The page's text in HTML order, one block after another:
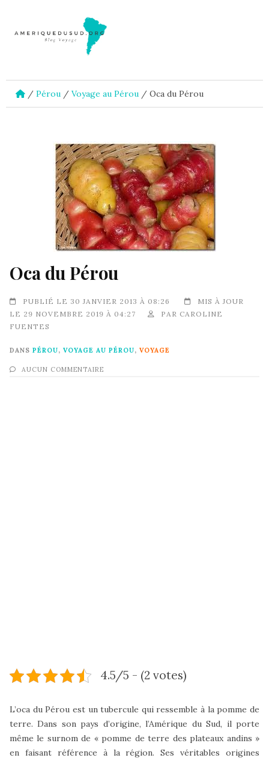
/ Pérou / Voyage au Pérou / Oca du Pérou
Oca du Pérou
PUBLIÉ LE 30 JANVIER 2013 À 08:26
MIS À JOUR
LE 29 NOVEMBRE 2019 À 04:27
PAR CAROLINE
FUENTES
DANS PÉROU, VOYAGE AU PÉROU, VOYAGE
AUCUN COMMENTAIRE
4.5/5 - (2 votes)
L’oca du Pérou est un tubercule qui ressemble à la pomme de
terre. Dans son pays d’origine, l’Amérique du Sud, il porte
même le surnom de « pomme de terre des plateaux andins »
en faisant référence à la région. Ses véritables origines